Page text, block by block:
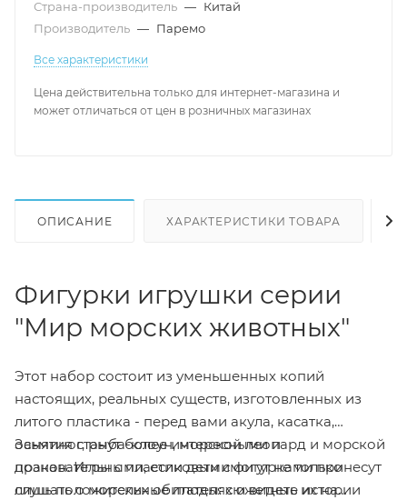
Страна-производитель — Китай
Производитель — Паремо
Все характеристики
Цена действительна только для интернет-магазина и
может отличаться от цен в розничных магазинах
ОПИСАНИЕ ХАРАКТЕРИСТИКИ ТОВАРА
Фигурки игрушки серии
"Мир морских животных"
Этот набор состоит из уменьшенных копий
настоящих, реальных существ, изготовленных из
литого пластика - перед вами акула, касатка,
осьминог, рыба-клоун, морской леопард и морской
дракон. Игры с пластиковыми фигурками принесут
лишь положительные плоды: сюжетные истории
Занятия станут более интересными и
познавательными, если дети смогут не только
слушать о морских обитателях и видеть их на